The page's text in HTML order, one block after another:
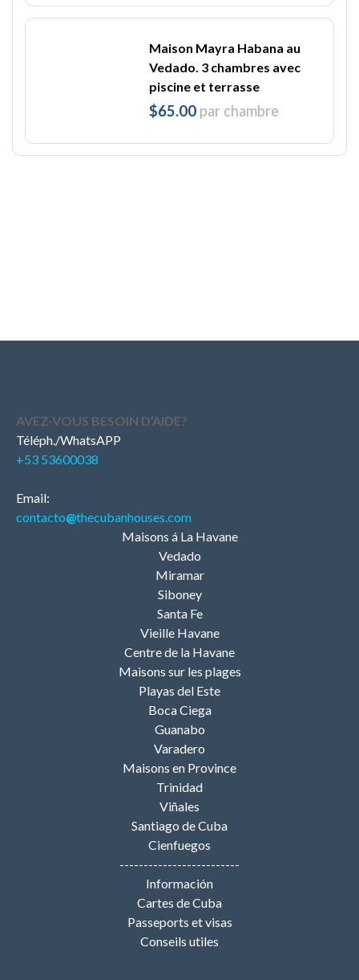
Maison Mayra Habana au
Vedado. 3 chambres avec
piscine et terrasse
$65.00 par chambre
AVEZ-VOUS BESOIN D’AIDE?
Téléph./WhatsAPP
+53 53600038
Email:
contacto@thecubanhouses.com
Maisons á La Havane
Vedado
Miramar
Siboney
Santa Fe
Vieille Havane
Centre de la Havane
Maisons sur les plages
Playas del Este
Boca Ciega
Guanabo
Varadero
Maisons en Province
Trinidad
Viñales
Santiago de Cuba
Cienfuegos
-------------------------
Información
Cartes de Cuba
Passeports et visas
Conseils utiles